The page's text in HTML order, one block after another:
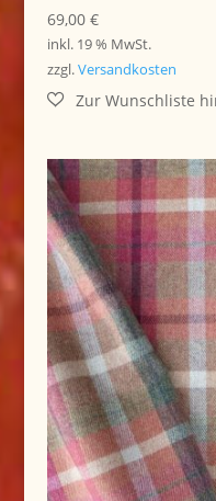
69,00 €
inkl. 19 % MwSt.
zzgl.Versandkosten